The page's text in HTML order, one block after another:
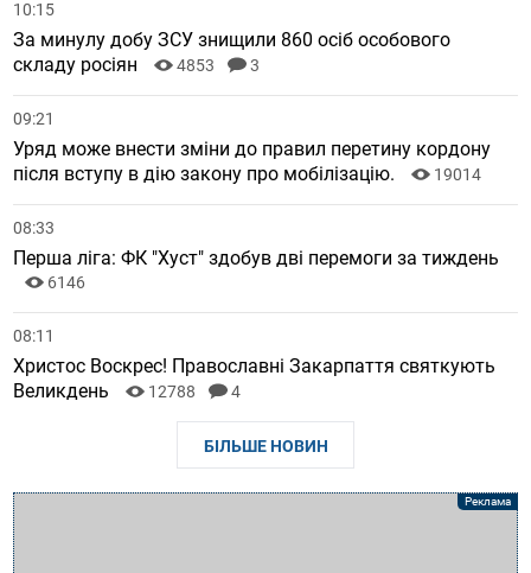
10:15
За минулу добу ЗСУ знищили 860 осіб особового
складу росіян
4853 3
09:21
Уряд може внести зміни до правил перетину кордону
після вступу в дію закону про мобілізацію.
19014
08:33
Перша ліга: ФК "Хуст" здобув дві перемоги за тиждень
6146
08:11
Христос Воскрес! Православні Закарпаття святкують
Великдень
12788 4
БІЛЬШЕ НОВИН